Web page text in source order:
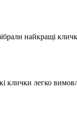
найкращі
клички легко